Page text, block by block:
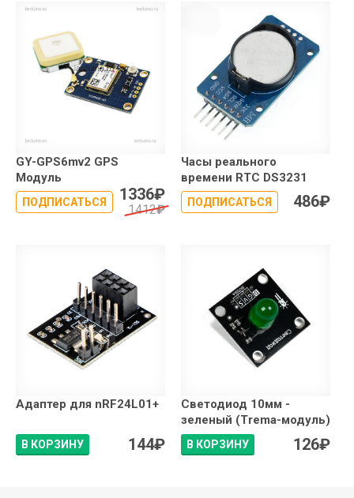
GY-GPS6mv2 GPS
Модуль
ПОДПИСАТЬСЯ 1336₽
1412₽
Часы реального
времени RTC DS3231
ПОДПИСАТЬСЯ 486₽
Адаптер для nRF24L01+
В КОРЗИНУ 144₽
Светодиод 10мм -
зеленый (Trema-модуль)
В КОРЗИНУ 126₽